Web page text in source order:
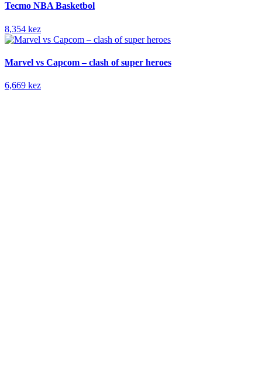
Tecmo NBA Basketbol
8,354 kez
Marvel vs Capcom – clash of super heroes
6,669 kez